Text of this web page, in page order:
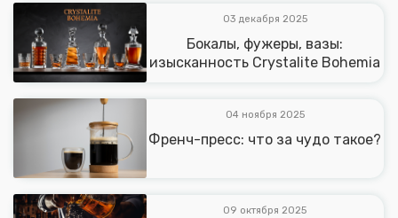
03 декабря 2025
Бокалы, фужеры, вазы:
изысканность Crystalite Bohemia
04 ноября 2025
Френч-пресс: что за чудо такое?
09 октября 2025